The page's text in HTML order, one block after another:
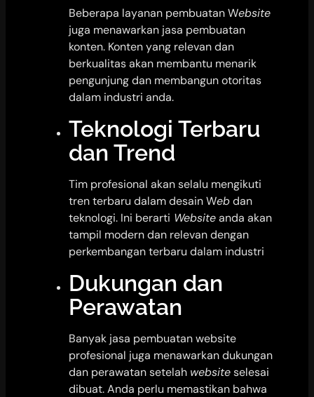
Beberapa layanan pembuatan Website
juga menawarkan jasa pembuatan
konten. Konten yang relevan dan
berkualitas akan membantu menarik
pengunjung dan membangun otoritas
dalam industri anda.
Teknologi Terbaru
dan Trend
Tim profesional akan selalu mengikuti
tren terbaru dalam desain Webdan
teknologi. Ini berarti Websiteanda akan
tampil modern dan relevan dengan
perkembangan terbaru dalam industri
Dukungan dan
Perawatan
Banyak jasa pembuatan website
profesional juga menawarkan dukungan
dan perawatan setelah websiteselesai
dibuat. Anda perlu memastikan bahwa